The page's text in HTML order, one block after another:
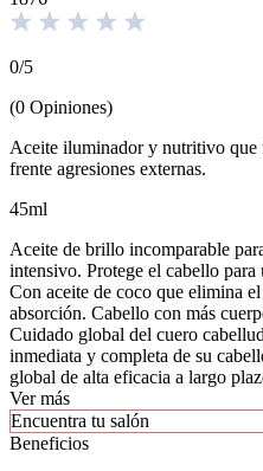
0/5
(0 Opiniones)
Aceite iluminador y nutritivo que
frente agresiones externas.
45ml
Aceite de brillo incomparable
intensivo. Protege el cabello
Con aceite de coco que elimina
absorción. Cabello con más
Cuidado global del cuero
inmediata y completa de su
global de alta eficacia a largo
Ver más
Encuentra tu salón
Beneficios